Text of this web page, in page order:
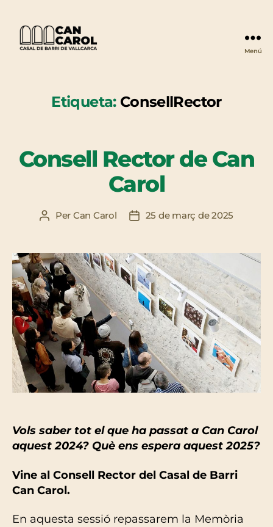
Menú
Etiqueta: ConsellRector
Consell Rector de Can
Carol
Autor
Per Can Carol
Data25 de març de 2025
Vols saber tot el que ha passat a Can Carol
aquest 2024? Què ens espera aquest 2025?
Vine al Consell Rector del Casal de Barri
Can Carol.
En aquesta sessió repassarem la Memòria